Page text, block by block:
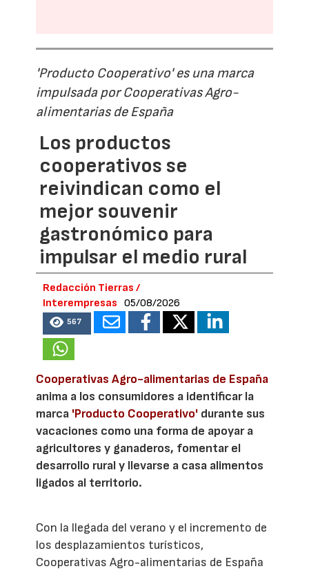
'Producto Cooperativo' es una marca
impulsada por Cooperativas Agro-
alimentarias de España
Los productos
cooperativos se
reivindican como el
mejor souvenir
gastronómico para
impulsar el medio rural
Redacción Tierras /
Interempresas
05/08/2026
567
Cooperativas Agro-alimentarias de España
anima a los consumidores a identificar la
marca 'Producto Cooperativo' durante sus
vacaciones como una forma de apoyar a
agricultores y ganaderos, fomentar el
desarrollo rural y llevarse a casa alimentos
ligados al territorio.
Con la llegada del verano y el incremento de
los desplazamientos turísticos,
Cooperativas Agro-alimentarias de España